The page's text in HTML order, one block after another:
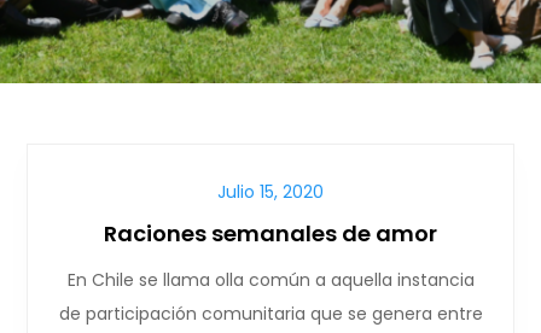
Julio 15, 2020
Raciones semanales de amor
En Chile se llama olla común a aquella instancia
de participación comunitaria que se genera entre